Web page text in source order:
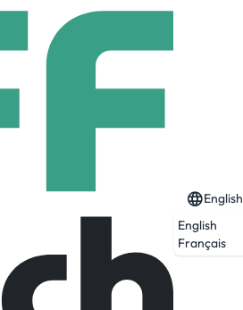
English
English
Français